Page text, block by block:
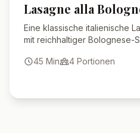
Lasagne alla
Eine klassische italienische
mit reichhaltiger Bolognese-
45 Min 4 Portionen